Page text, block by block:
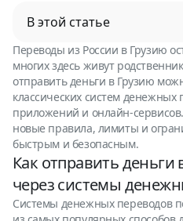
В этой статье
Переводы из России в Грузию
многих здесь живут
отправить деньги в Грузию
классических систем
приложений и онлайн-
новые правила, лимиты и
быстрым и безопасным.
Как отправить деньги
через системы
Системы денежных переводов